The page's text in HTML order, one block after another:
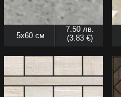
5x60 см
7.50 лв.
(3.83 €)